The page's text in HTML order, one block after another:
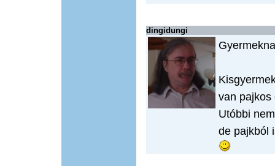
dingidungi
van pajkos
Utóbbi
de pajkból